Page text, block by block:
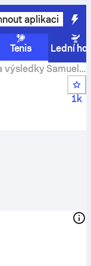
aplikaci
Tenis
Lední
výsledky Samuel
1k